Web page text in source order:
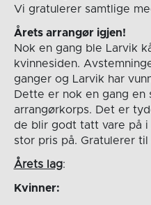
Vi gratulerer samtlige
Årets arrangør igjen!
Nok en gang ble Larvik
kvinnesiden.
ganger og Larvik har
Dette er nok en gang
arrangørkorps. Det er
de blir godt tatt vare på
stor pris på. Gratulerer
Årets lag:
Kvinner: